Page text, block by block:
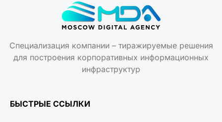
Специализация компании – тиражируемые решения
для построения корпоративных информационных
инфраструктур
БЫСТРЫЕ ССЫЛКИ